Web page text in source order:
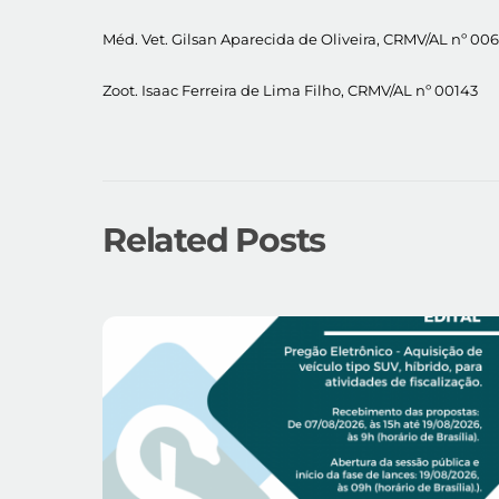
Méd. Vet. Gilsan Aparecida de Oliveira, CRMV/AL nº
Zoot. Isaac Ferreira de Lima Filho, CRMV/AL nº 00143
Related Posts